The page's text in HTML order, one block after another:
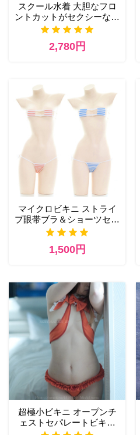
スクール水着 大胆なフロ
ントカットがセクシーなハ
イレグ水着レオタード
2,780円
マイクロビキニ ストライ
プ眼帯ブラ＆ショーツセッ
ト ブルー / ピンク
1,500円
超極小ビキニ オープンチ
ェストセパレートビキニ